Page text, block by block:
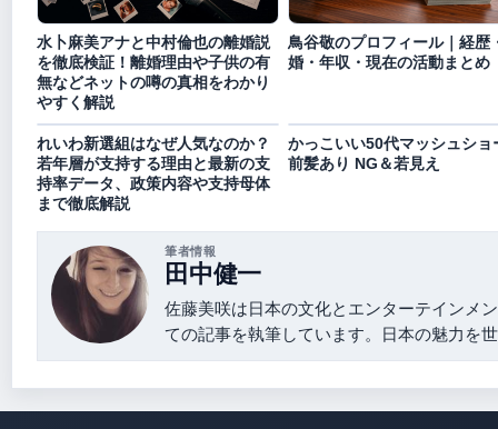
水卜麻美アナと中村倫也の離婚説
を徹底検証！離婚理由や子供の有
無などネットの噂の真相をわかり
やすく解説
鳥谷敬のプロフィール｜経歴
婚・年収・現在の活動まとめ
れいわ新選組はなぜ人気なのか？
若年層が支持する理由と最新の支
持率データ、政策内容や支持母体
まで徹底解説
かっこいい50代マッシュショ
前髪あり NG＆若見え
筆者情報
田中健一
佐藤美咲は日本の文化とエンターテインメ
ての記事を執筆しています。日本の魅力を